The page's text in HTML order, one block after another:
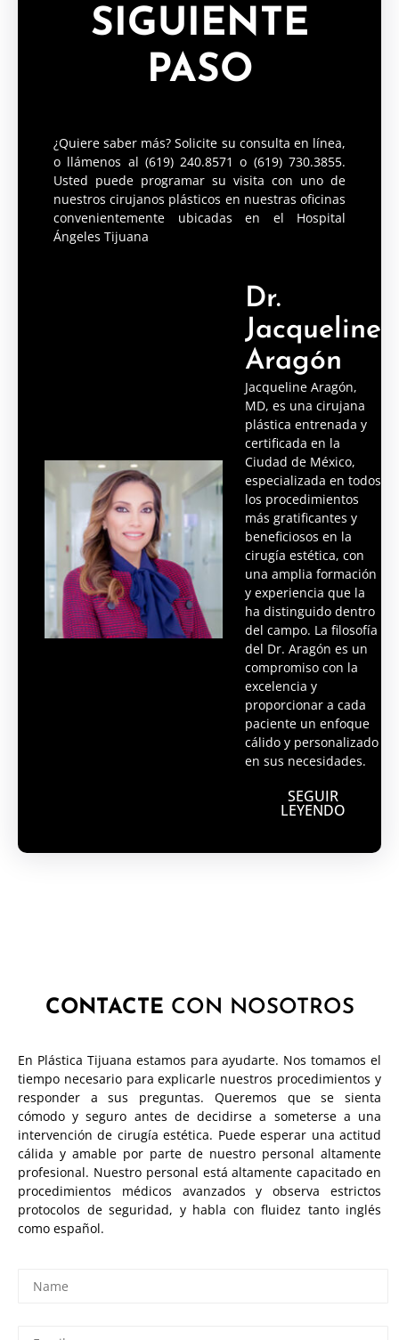
SIGUIENTE
PASO
¿Quiere saber más? Solicite su consulta en línea,
o llámenos al (619) 240.8571 o (619) 730.3855.
Usted puede programar su visita con uno de
nuestros cirujanos plásticos en nuestras oficinas
convenientemente ubicadas en el Hospital
Ángeles Tijuana
Dr.
Jacqueline
Aragón
Jacqueline Aragón,
MD, es una cirujana
plástica entrenada y
certificada en la
Ciudad de México,
especializada en todos
los procedimientos
más gratificantes y
beneficiosos en la
cirugía estética, con
una amplia formación
y experiencia que la
ha distinguido dentro
del campo. La filosofía
del Dr. Aragón es un
compromiso con la
excelencia y
proporcionar a cada
paciente un enfoque
cálido y personalizado
en sus necesidades.
SEGUIR
LEYENDO
CONTACTE CON NOSOTROS
En Plástica Tijuana estamos para ayudarte. Nos tomamos el
tiempo necesario para explicarle nuestros procedimientos y
responder a sus preguntas. Queremos que se sienta
cómodo y seguro antes de decidirse a someterse a una
intervención de cirugía estética. Puede esperar una actitud
cálida y amable por parte de nuestro personal altamente
profesional. Nuestro personal está altamente capacitado en
procedimientos médicos avanzados y observa estrictos
protocolos de seguridad, y habla con fluidez tanto inglés
como español.